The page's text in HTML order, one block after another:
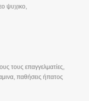
ψυχικο,
Γαστρεντερολογοσ
τους επαγγελματίες,
παθήσεις ήπατος